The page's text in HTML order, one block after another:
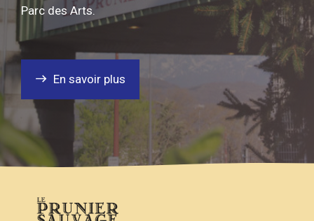
Parc des Arts.
En savoir plus